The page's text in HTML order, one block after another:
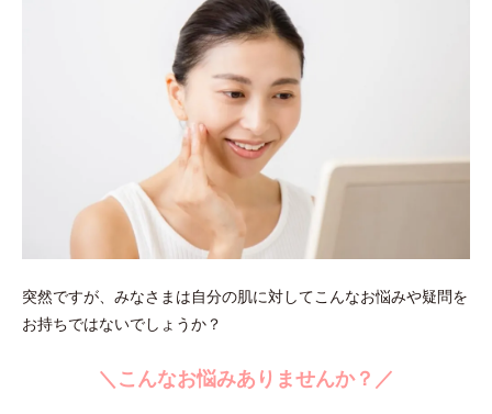
突然ですが、みなさまは自分の肌に対してこんなお悩みや疑問を
お持ちではないでしょうか？
＼こんなお悩みありませんか？／